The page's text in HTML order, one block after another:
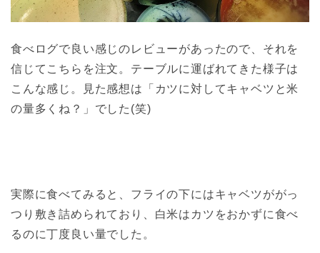
食べログで良い感じのレビューがあったので、それを
信じてこちらを注文。テーブルに運ばれてきた様子は
こんな感じ。見た感想は「カツに対してキャベツと米
の量多くね？」でした(笑)
実際に食べてみると、フライの下にはキャベツががっ
つり敷き詰められており、白米はカツをおかずに食べ
るのに丁度良い量でした。